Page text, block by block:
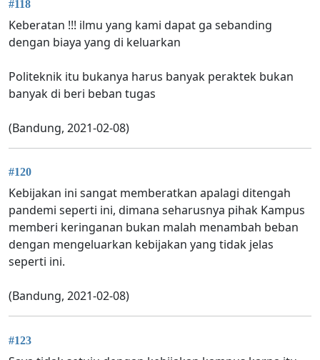
#118
Keberatan !!! ilmu yang kami dapat ga sebanding
dengan biaya yang di keluarkan
Politeknik itu bukanya harus banyak peraktek bukan
banyak di beri beban tugas
(Bandung, 2021-02-08)
#120
Kebijakan ini sangat memberatkan apalagi ditengah
pandemi seperti ini, dimana seharusnya pihak Kampus
memberi keringanan bukan malah menambah beban
dengan mengeluarkan kebijakan yang tidak jelas
seperti ini.
(Bandung, 2021-02-08)
#123